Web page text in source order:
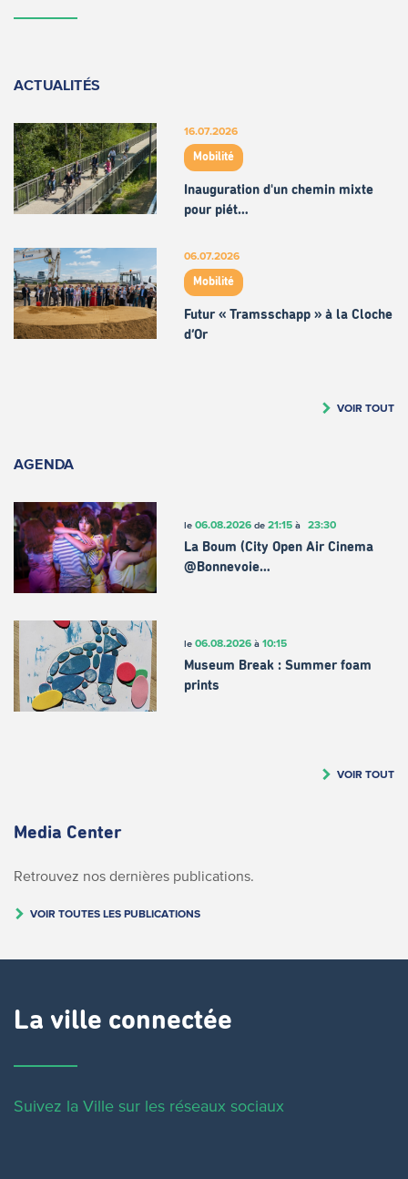
ACTUALITÉS
16.07.2026
Mobilité
Inauguration d'un chemin mixte
pour piét…
06.07.2026
Mobilité
Futur « Tramsschapp » à la Cloche
d’Or
VOIR TOUT
AGENDA
le 06.08.2026de 21:15à 23:30
La Boum (City Open Air Cinema
@Bonnevoie…
le 06.08.2026à 10:15
Museum Break : Summer foam
prints
VOIR TOUT
Media Center
Retrouvez nos dernières publications.
VOIR TOUTES LES PUBLICATIONS
La ville connectée
Suivez la Ville sur les réseaux sociaux